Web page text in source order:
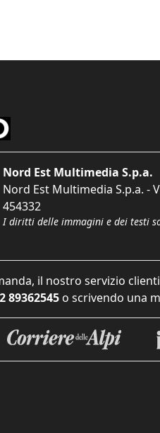
Nord Est Multimedia S.p.a.
Nord Est Multimedia S.p.a. -
454332
I diritti delle immagini e dei testi
il nostro servizio
89362545 o scrivendo una